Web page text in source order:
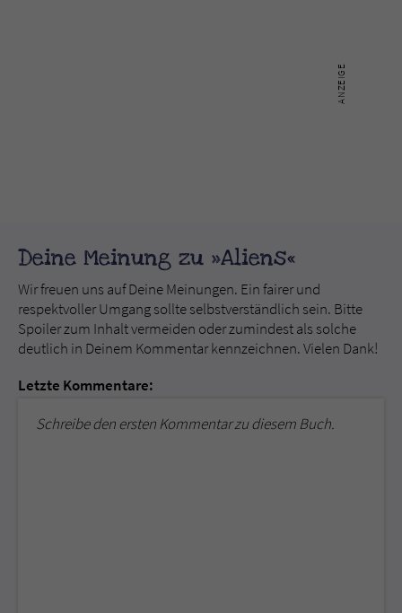
Deine Meinung zu »Aliens«
Wir freuen uns auf Deine Meinungen. Ein fairer und
respektvoller Umgang sollte selbstverständlich sein. Bitte
Spoiler zum Inhalt vermeiden oder zumindest als solche
deutlich in Deinem Kommentar kennzeichnen. Vielen Dank!
Letzte Kommentare:
Schreibe den ersten Kommentar zu diesem Buch.